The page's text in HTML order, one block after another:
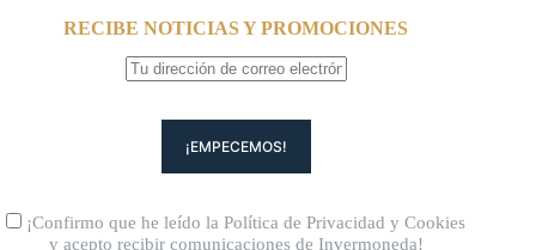
RECIBE NOTICIAS Y PROMOCIONES
¡Confirmo que he leído laPolítica de Privacidad yCookies
y acepto recibir comunicaciones de Invermoneda!